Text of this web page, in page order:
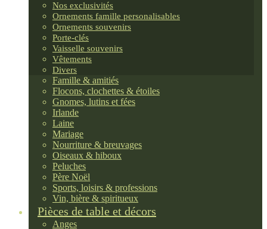
Nos exclusivités
Ornements famille personalisables
Ornements souvenirs
Porte-clés
Vaisselle souvenirs
Vêtements
Divers
Famille & amitiés
Flocons, clochettes & étoiles
Gnomes, lutins et fées
Irlande
Laine
Mariage
Nourriture & breuvages
Oiseaux & hiboux
Peluches
Père Noël
Sports, loisirs & professions
Vin, bière & spiritueux
Pièces de table et décors
Anges